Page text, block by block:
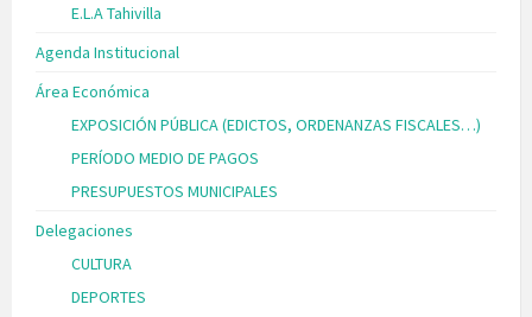
E.L.A Tahivilla
Agenda Institucional
Área Económica
EXPOSICIÓN PÚBLICA (EDICTOS, ORDENANZAS FISCALES…)
PERÍODO MEDIO DE PAGOS
PRESUPUESTOS MUNICIPALES
Delegaciones
CULTURA
DEPORTES